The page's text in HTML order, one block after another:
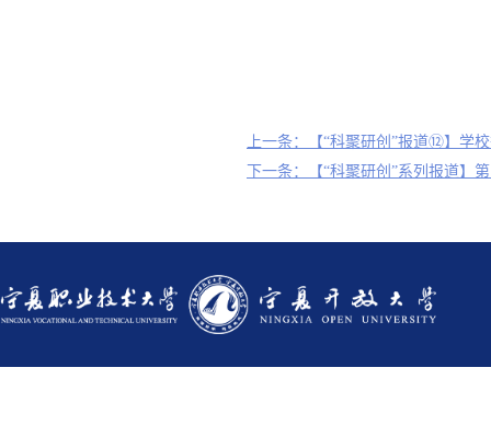
上一条：【“科聚研创”报道⑫】学
下一条：【“科聚研创”系列报道】